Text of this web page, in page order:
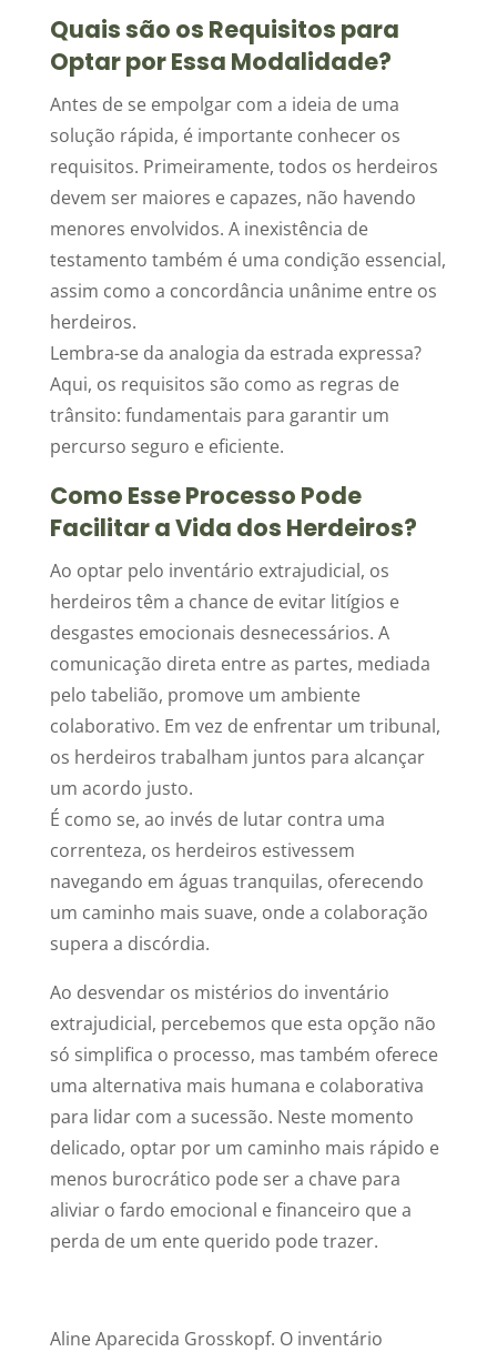
Quais são os Requisitos para
Optar por Essa Modalidade?
Antes de se empolgar com a ideia de uma
solução rápida, é importante conhecer os
requisitos. Primeiramente, todos os herdeiros
devem ser maiores e capazes, não havendo
menores envolvidos. A inexistência de
testamento também é uma condição essencial,
assim como a concordância unânime entre os
herdeiros.
Lembra-se da analogia da estrada expressa?
Aqui, os requisitos são como as regras de
trânsito: fundamentais para garantir um
percurso seguro e eficiente.
Como Esse Processo Pode
Facilitar a Vida dos Herdeiros?
Ao optar pelo inventário extrajudicial, os
herdeiros têm a chance de evitar litígios e
desgastes emocionais desnecessários. A
comunicação direta entre as partes, mediada
pelo tabelião, promove um ambiente
colaborativo. Em vez de enfrentar um tribunal,
os herdeiros trabalham juntos para alcançar
um acordo justo.
É como se, ao invés de lutar contra uma
correnteza, os herdeiros estivessem
navegando em águas tranquilas, oferecendo
um caminho mais suave, onde a colaboração
supera a discórdia.
Ao desvendar os mistérios do inventário
extrajudicial, percebemos que esta opção não
só simplifica o processo, mas também oferece
uma alternativa mais humana e colaborativa
para lidar com a sucessão. Neste momento
delicado, optar por um caminho mais rápido e
menos burocrático pode ser a chave para
aliviar o fardo emocional e financeiro que a
perda de um ente querido pode trazer.
Aline Aparecida Grosskopf. O inventário